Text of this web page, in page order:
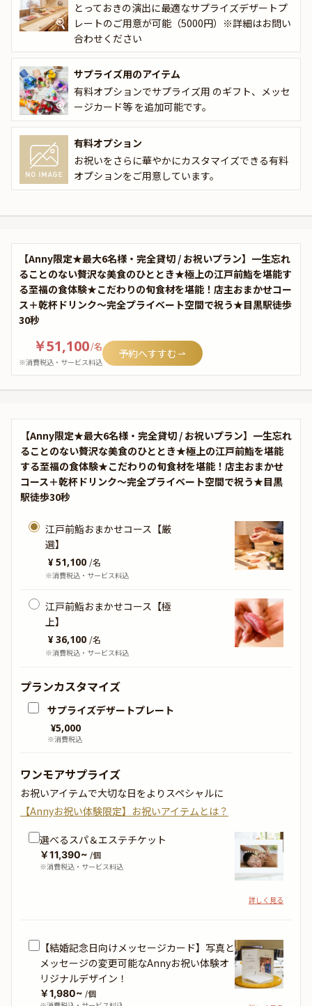
とっておきの演出に最適なサプライズデザートプ
レートのご用意が可能（5000円）※詳細はお問い
合わせください
サプライズ用のアイテム
有料オプションでサプライズ用 のギフト、メッセ
ージカード等 を追加可能です。
有料オプション
お祝いをさらに華やかにカスタマイズできる有料
オプションをご用意しています。
【Anny限定★最大6名様・完全貸切 / お祝いプラン】一生忘れ
ることのない贅沢な美食のひととき★極上の江戸前鮨を堪能す
る至福の食体験★こだわりの旬食材を堪能！店主おまかせコー
ス＋乾杯ドリンク〜完全プライベート空間で祝う★目黒駅徒歩
30秒
￥51,100/名
※消費税込・サービス料込
予約へすすむ
【Anny限定★最大6名様・完全貸切 / お祝いプラン】一生忘れ
ることのない贅沢な美食のひととき★極上の江戸前鮨を堪能
する至福の食体験★こだわりの旬食材を堪能！店主おまかせ
コース＋乾杯ドリンク〜完全プライベート空間で祝う★目黒
駅徒歩30秒
江戸前鮨おまかせコース【厳
選】
¥ 51,100 /名
※消費税込・サービス料込
江戸前鮨おまかせコース【極
上】
¥ 36,100 /名
※消費税込・サービス料込
プランカスタマイズ
サプライズデザートプレート
¥5,000
※消費税込
ワンモアサプライズ
お祝いアイテムで大切な日をよりスペシャルに
【Annyお祝い体験限定】お祝いアイテムとは？
選べるスパ＆エステチケット
￥11,390~ /個
※消費税込・サービス料込
詳しく見る
【結婚記念日向けメッセージカード】写真と
メッセージの変更可能なAnnyお祝い体験オ
リジナルデザイン！
￥1,980~ /個